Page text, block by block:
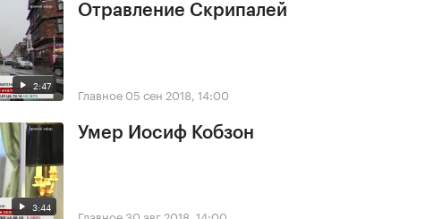
2:47
Отравление Скрипалей
Главное 05 сен 2018, 14:00
3:44
Умер Иосиф Кобзон